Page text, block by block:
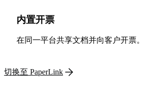
内置开票
在同一平台共享文档并向客户开票。
切换至 PaperLink